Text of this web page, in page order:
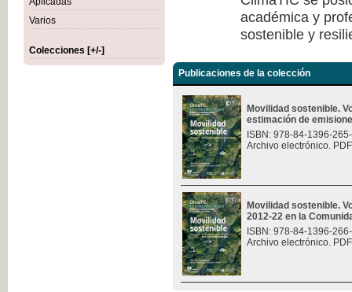
Varios
Colecciones [+/-]
académica y
sostenible y
Publicaciones de la colección
Movilidad sostenible.
estimación de
ISBN: 978-84-1396-
Archivo electrónico.
Movilidad sostenible.
2012-22 en la
ISBN: 978-84-1396-
Archivo electrónico.